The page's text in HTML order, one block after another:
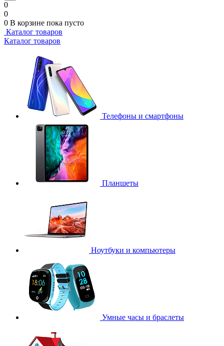
0
0
0 В корзине пока пусто
Каталог товаров
Каталог товаров
Телефоны и смартфоны
Планшеты
Ноутбуки и компьютеры
Умные часы и браслеты